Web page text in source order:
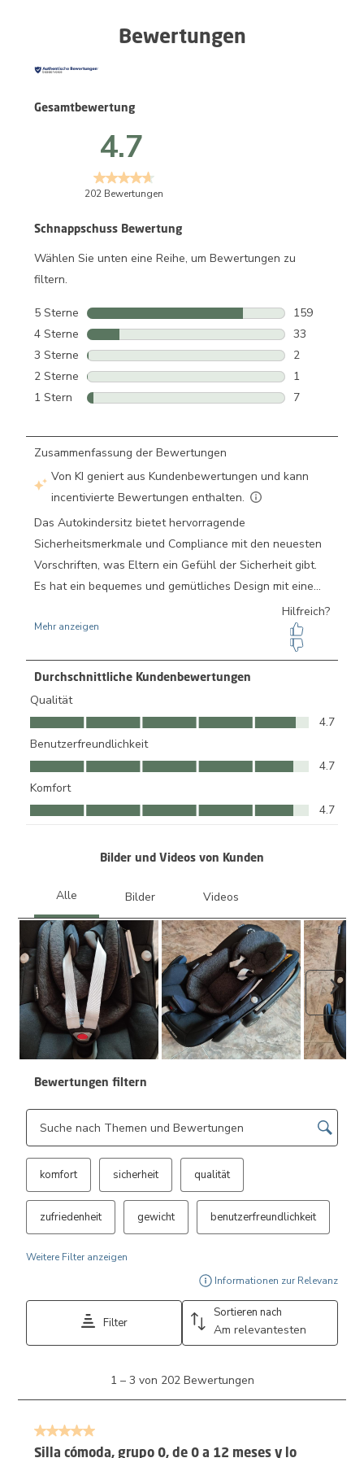
Bewertungen
Schnappschuss Bewertung
Wählen Sie unten eine Reihe, um Bewertungen zu
filtern.
5 Sterne Sterne
159
159
4 Sterne Sterne
33
33
3 Sterne Sterne
2
2
2 Sterne Sterne
1
1 Bewertung
1 Stern Sterne
7
Gesamtbewertung
4.7
202 Bewertungen
Durchschnittliche Kundenbewertungen
Qualität
Qualität, 4.7 von 5
4.7
Benutzerfreundlichkeit
Benutzerfreundlichkeit, 4.7 von 5
4.7
Komfort
Komfort, 4.7 von 5
4.7
Bilder und Videos von Kunden
Bewertungen filtern
Themen und Bewertungen durchsuchen Suche nach Region
komfort sicherheit qualität
zufriedenheit gewicht benutzerfreundlichkeit
Weitere Filter anzeigen
Informationen zur Relevanz
Filter
Sortieren nach
Am relevantesten
3
202
Bewertungen.
1 – 3 von 202 Bewertungen
5 von 5 Sternen.
Silla cómoda, grupo 0, de 0 a 12 meses y lo